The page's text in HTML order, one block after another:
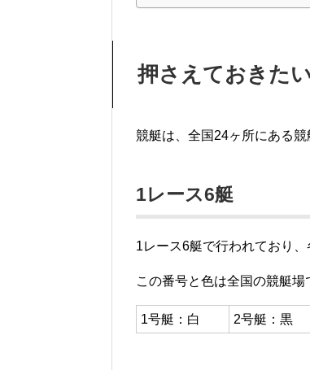
押さえておきた
競艇は、全国24ヶ所にある
1レース6艇
1レース6艇で行われており
この番号と色は全国の競艇場
1号艇：白 2号艇：黒